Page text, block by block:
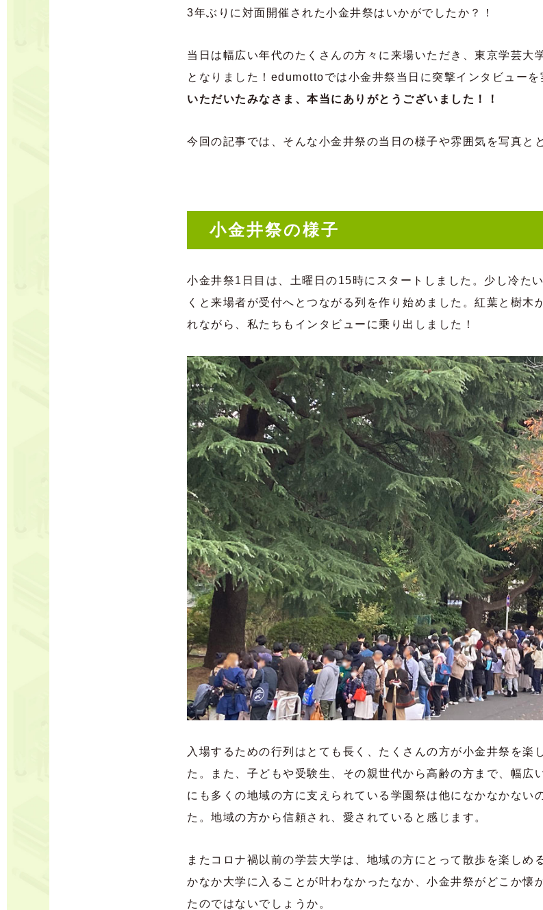
3年ぶりに対面開催された小金井祭はいかがでしたか？！
当日は幅広い年代のたくさんの方々に来場いただき、東京学芸大
となりました！edumottoでは小金井祭当日に突撃インタビューを
いただいたみなさま、本当にありがとうございました！！
今回の記事では、そんな小金井祭の当日の様子や雰囲気を写真と
小金井祭の様子
小金井祭1日目は、土曜日の15時にスタートしました。少し冷た
くと来場者が受付へとつながる列を作り始めました。紅葉と樹木
れながら、私たちもインタビューに乗り出しました！
入場するための行列はとても長く、たくさんの方が小金井祭を楽
た。また、子どもや受験生、その親世代から高齢の方まで、幅広
にも多くの地域の方に支えられている学園祭は他になかなかない
た。地域の方から信頼され、愛されていると感じます。
またコロナ禍以前の学芸大学は、地域の方にとって散歩を楽しめ
かなか大学に入ることが叶わなかったなか、小金井祭がどこか懐
たのではないでしょうか。